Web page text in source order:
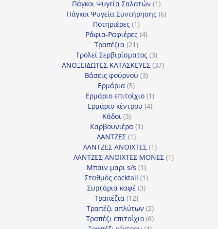
προϊόν
Πάγκοι Ψυγεία Σαλατών 11
προϊόν
Πάγκοι Ψυγεία Συντήρησης 66
Ποτηριέρες 11
προϊόν
Ράφια-Ραφιέρες 44
Τραπέζια 2121
προϊόντα
Τρόλεϊ Σερβιρίσματος 33
προϊόντα
ΑΝΟΞΕΙΔΩΤΕΣ ΚΑΤΑΣΚΕΥΕΣ 3737
Βάσεις φούρνου 33
Ερμάρια 55
προϊόντα
Ερμάριο επιτοίχιο 11
προϊόν
Ερμάριο κέντρου 44
Κάδοι 33
προϊόντα
Καρβουνιέρα 11
ΛΑΝΤΖΕΣ 11
προϊόν
ΛΑΝΤΖΕΣ ΑΝΟΙΧΤΕΣ 11
προϊόν
ΛΑΝΤΖΕΣ ΑΝΟΙΧΤΕΣ ΜΟΝΕΣ 11
Μπαιν μαρι s/s 11
προϊόν
Σταθμός cocktail 11
Συρτάρια καφέ 33
Τραπέζια 1212
προϊόντα
Τραπέζι απλύτων 22
προϊόντα
Τραπέζι επιτοίχιο 66